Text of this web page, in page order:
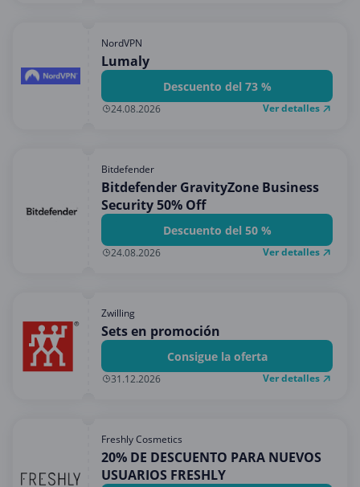
NordVPN
Lumaly
Descuento del 73 %
24.08.2026 Ver detalles
Bitdefender
Bitdefender GravityZone Business
Security 50% Off
Descuento del 50 %
24.08.2026 Ver detalles
Zwilling
Sets en promoción
Consigue la oferta
31.12.2026 Ver detalles
Freshly Cosmetics
20% DE DESCUENTO PARA NUEVOS
USUARIOS FRESHLY